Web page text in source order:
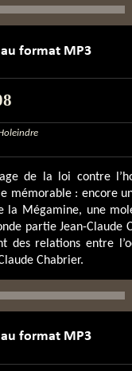
de la loi contre
mémorable : encore
la Mégamine, une
partie Jean-Claude
des relations entre
Chabrier.